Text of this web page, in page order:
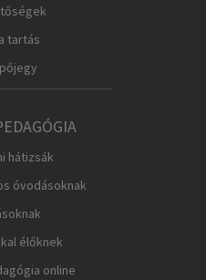
tartás
hátizsák
óvodásoknak
élőknek
online